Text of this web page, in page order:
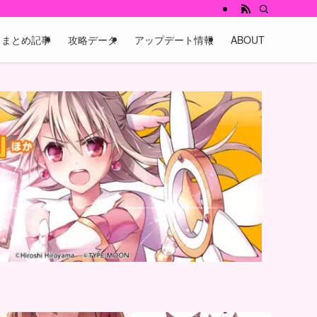
まとめ記事 攻略データ アップデート情報 ABOUT